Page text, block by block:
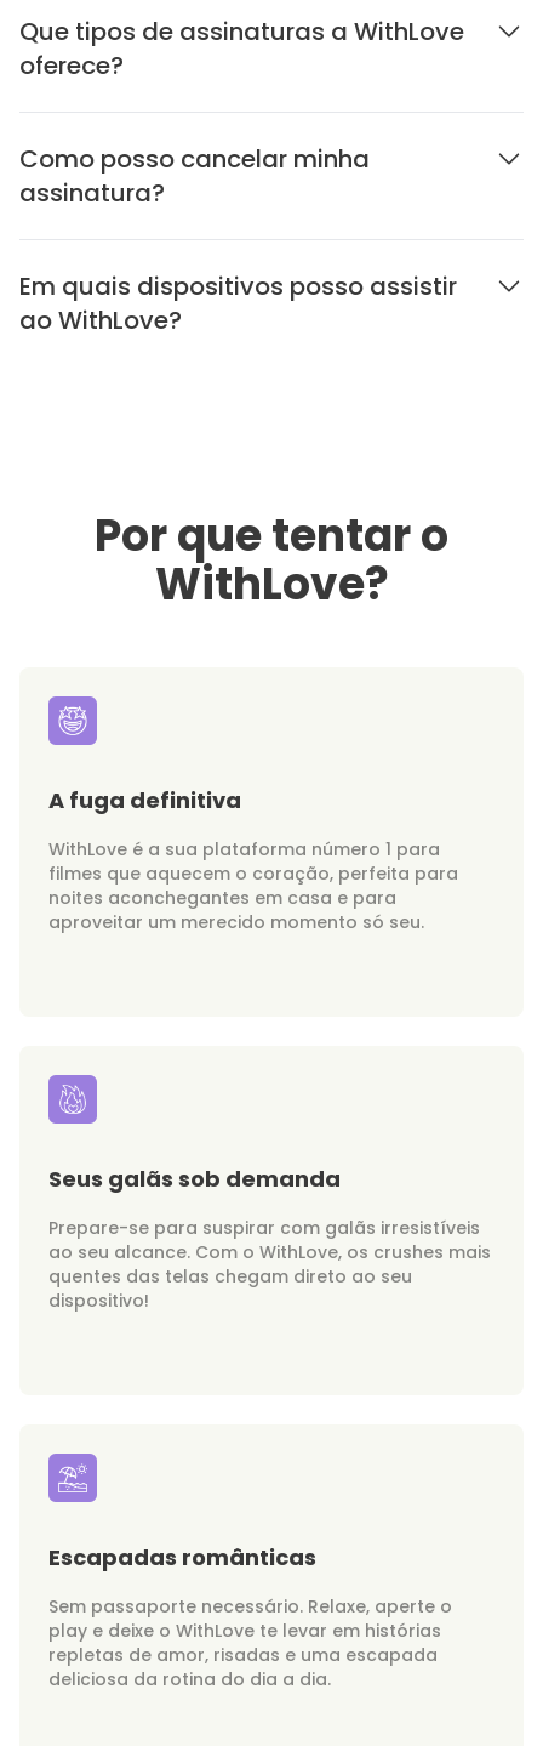
Que tipos de assinaturas a WithLove
oferece?
Como posso cancelar minha
assinatura?
Em quais dispositivos posso assistir
ao WithLove?
Por que tentar o
WithLove?
A fuga definitiva
WithLove é a sua plataforma número 1 para
filmes que aquecem o coração, perfeita para
noites aconchegantes em casa e para
aproveitar um merecido momento só seu.
Seus galãs sob demanda
Prepare-se para suspirar com galãs irresistíveis
ao seu alcance. Com o WithLove, os crushes mais
quentes das telas chegam direto ao seu
dispositivo!
Escapadas românticas
Sem passaporte necessário. Relaxe, aperte o
play e deixe o WithLove te levar em histórias
repletas de amor, risadas e uma escapada
deliciosa da rotina do dia a dia.